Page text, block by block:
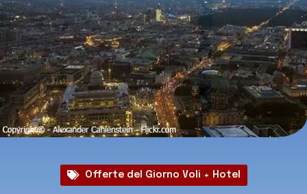
Offerte del Giorno Voli + Hotel